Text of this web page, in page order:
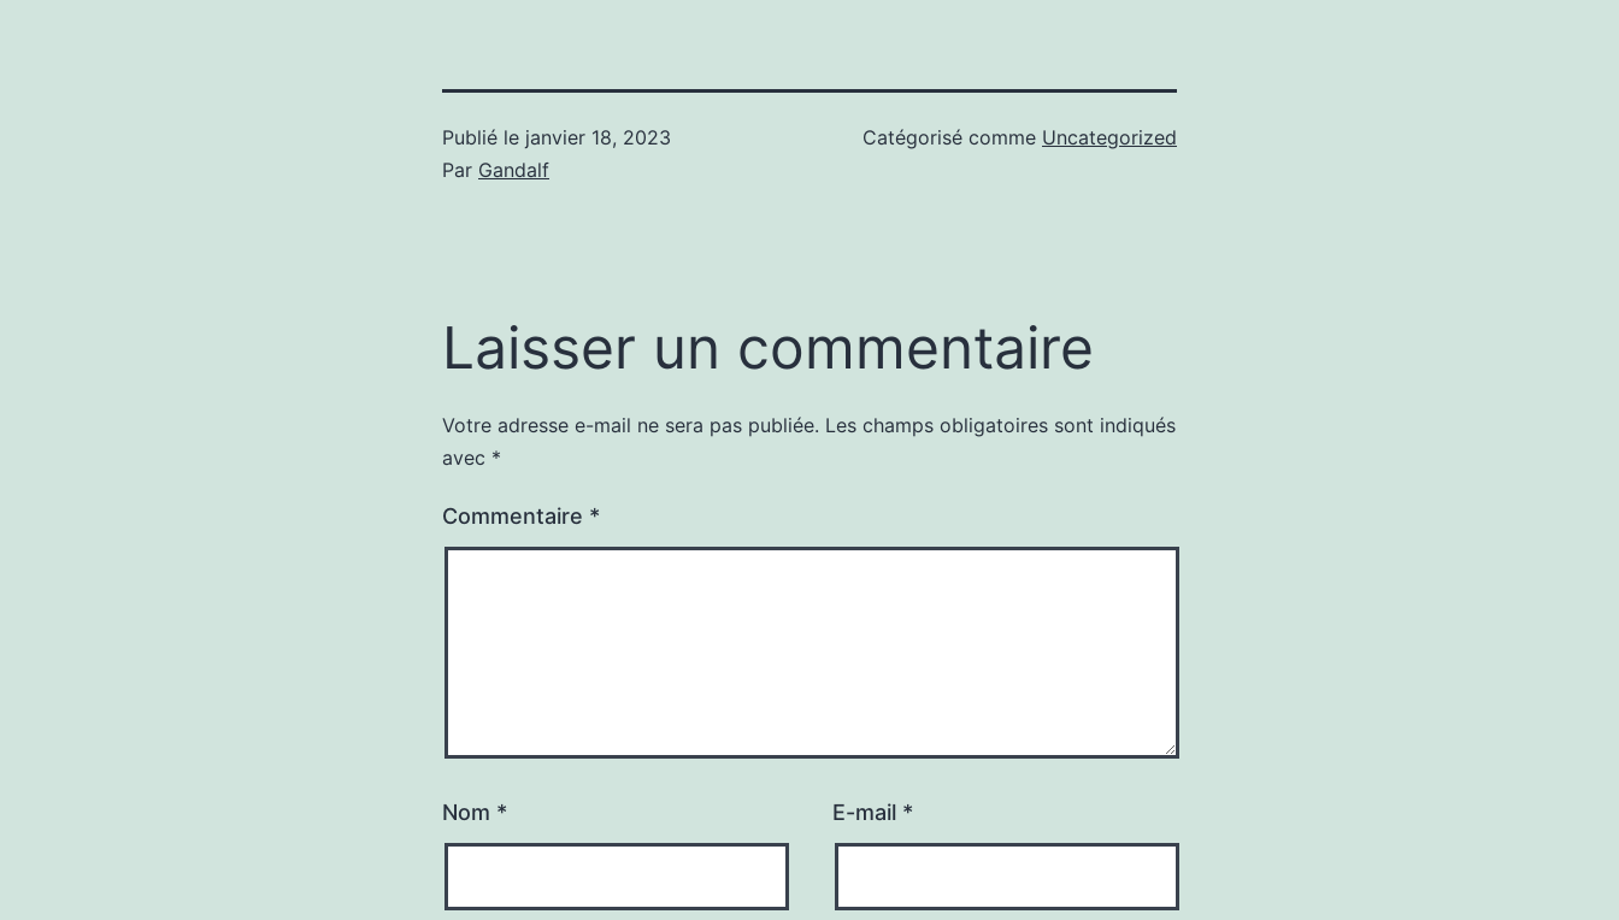
Publié le janvier 18, 2023
Par Gandalf
Catégorisé comme Uncategorized
Laisser un commentaire
Votre adresse e-mail ne sera pas publiée. Les champs obligatoires sont indiqués
avec *
Commentaire *
Nom * E-mail *